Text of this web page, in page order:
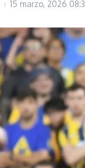
15 marzo, 2026